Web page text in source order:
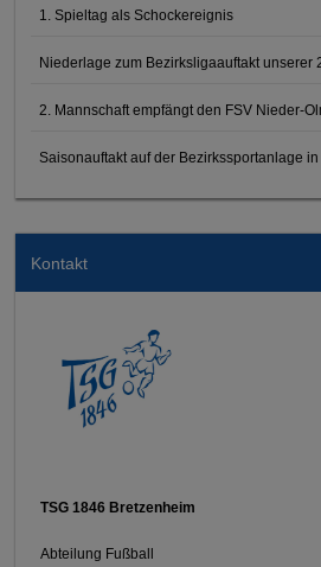
1. Spieltag als Schockereignis
Niederlage zum Bezirksligaauftakt unserer
2. Mannschaft empfängt den FSV Nieder-
Saisonauftakt auf der Bezirkssportanlage
Kontakt
TSG 1846 Bretzenheim
Abteilung Fußball